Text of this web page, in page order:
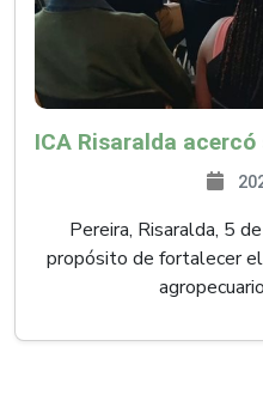
Pereira, Risaralda, 5
propósito de fortalecer